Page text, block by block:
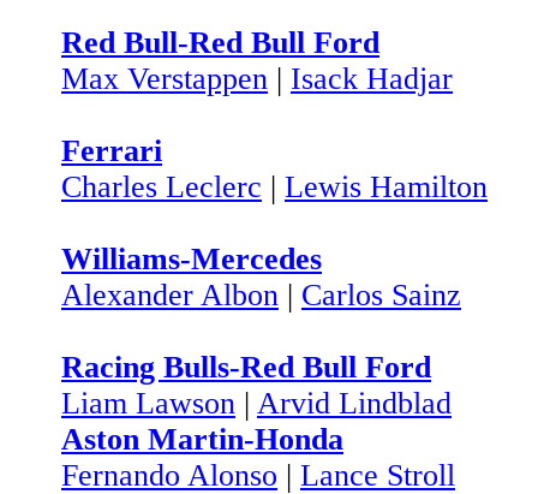
Red Bull-Red Bull Ford
Max Verstappen | Isack Hadjar
Ferrari
Charles Leclerc | Lewis Hamilton
Williams-Mercedes
Alexander Albon | Carlos Sainz
Racing Bulls-Red Bull Ford
Liam Lawson | Arvid Lindblad
Aston Martin-Honda
Fernando Alonso | Lance Stroll